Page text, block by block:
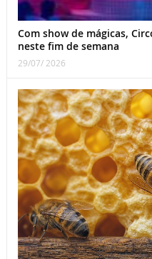
Com show de mágicas,
neste fim de semana
29/07/ 2026